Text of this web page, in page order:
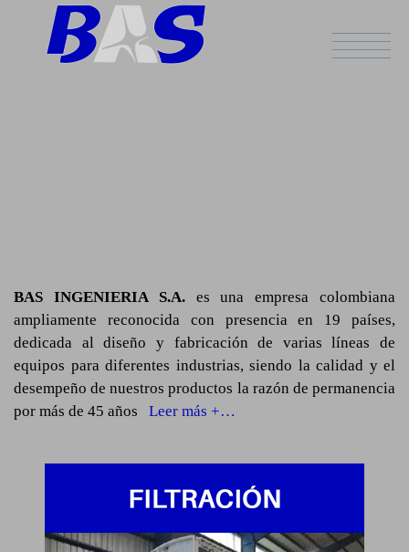
BAS INGENIERIA S.A.es una empresa colombiana
ampliamente reconocida con presencia en 19 países,
dedicada al diseño y fabricación de varias líneas de
equipos para diferentes industrias, siendo la calidad y el
desempeño de nuestros productos la razón de permanencia
por más de 45 años Leer más +…